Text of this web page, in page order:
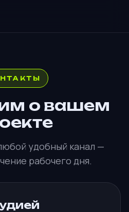
о вашем
удобный канал —
рабочего дня.